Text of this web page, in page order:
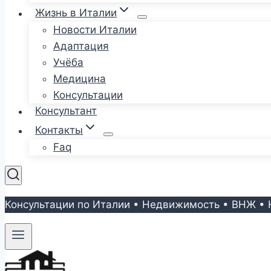
Жизнь в Италии
Новости Италии
Адаптация
Учёба
Медицина
Консультации
Консультант
Контакты
Faq
Консультации по Италии • Недвижимость • ВНЖ •